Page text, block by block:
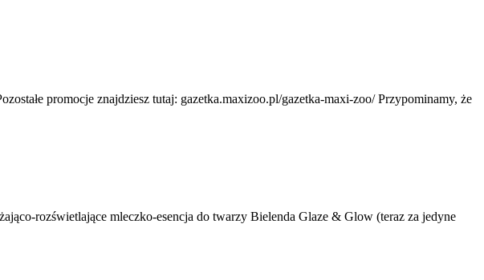
promocje znajdziesz tutaj: gazetka.maxizoo.pl/gazetka-maxi-zoo/ Przypominamy, że
rozświetlające mleczko-esencja do twarzy Bielenda Glaze & Glow (teraz za jedyne